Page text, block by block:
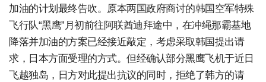
加油的计划最终告吹。原本两国政府商讨的韩国空军特殊
飞行队“黑鹰”月初前往阿联酋迪拜途中，在冲绳那霸基地
降落并加油的方案已经接近敲定，考虑采取韩国提出请
求，日本方面受理的方式。但经确认部分黑鹰飞机于近日
飞越独岛，日方对此提出抗议的同时，拒绝了韩方的请